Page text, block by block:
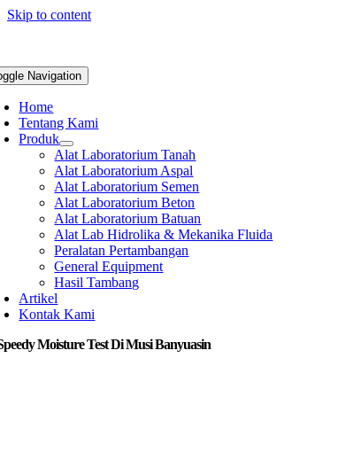
Skip to content
Navigation
Home
Tentang Kami
Produk
Alat Laboratorium Tanah
Alat Laboratorium Aspal
Alat Laboratorium Semen
Alat Laboratorium Beton
Alat Laboratorium Batuan
Alat Lab Hidrolika & Mekanika Fluida
Peralatan Pertambangan
General Equipment
Hasil Tambang
Artikel
Kontak Kami
Moisture Test Di Musi Banyuasin